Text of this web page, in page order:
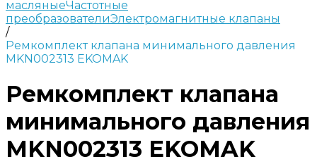
масляныеЧастотные
преобразователиЭлектромагнитные клапаны
/
Ремкомплект клапана минимального давления
MKN002313 EKOMAK
Ремкомплект клапана
минимального давления
MKN002313 EKOMAK